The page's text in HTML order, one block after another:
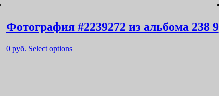
Фотография #2239272 из альбома 238 9
0 руб. Select options